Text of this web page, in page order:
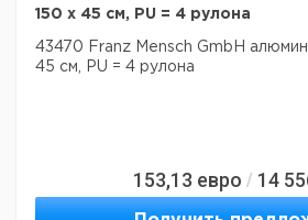
150 х 45 см, PU = 4 рулона
43470 Franz Mensch GmbH
45 см, PU = 4 рулона
153,13 евро / 14